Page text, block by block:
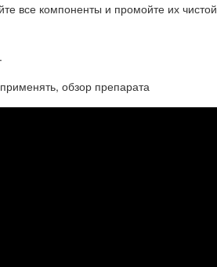
все компоненты и промойте их чистой
обзор препарата